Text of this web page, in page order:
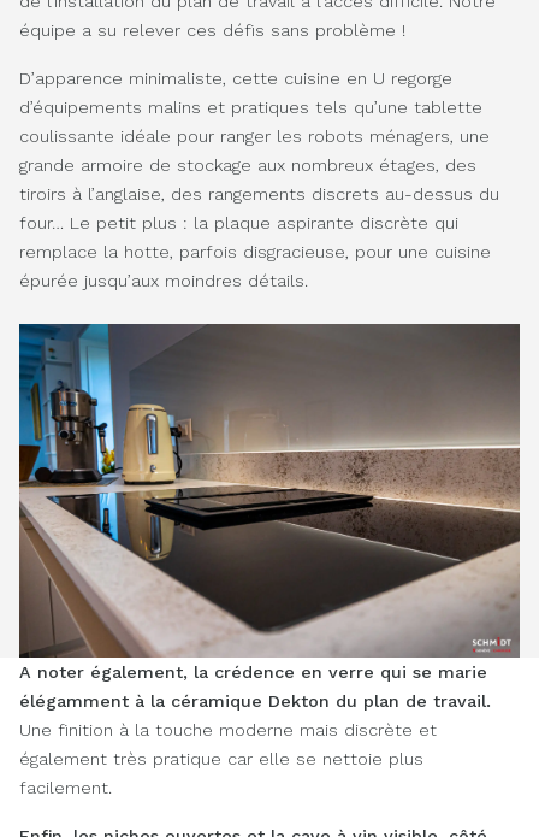
équipe a su relever ces défis sans problème !
D’apparence minimaliste, cette cuisine en U regorge
d’équipements malins et pratiques tels qu’une tablette
coulissante idéale pour ranger les robots ménagers, une
grande armoire de stockage aux nombreux étages, des
tiroirs à l’anglaise, des rangements discrets au-dessus du
four… Le petit plus : la plaque aspirante discrète qui
remplace la hotte, parfois disgracieuse, pour une cuisine
épurée jusqu’aux moindres détails.
A noter également, la crédence en verre qui se marie
élégamment à la céramique Dekton du plan de travail.
Une finition à la touche moderne mais discrète et
également très pratique car elle se nettoie plus
facilement.